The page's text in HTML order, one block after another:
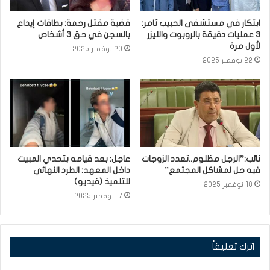
ابتكار في مستشفى الحبيب ثامر:
3 عمليات دقيقة بالروبوت والليزر
لأول مرة
22 نوفمبر 2025
قضية مقتل رحمة: بطاقات إيداع
بالسجن في حق 3 أشخاص
20 نوفمبر 2025
نائب:”الرجل مظلوم..تعدد الزوجات
فيه حل لمشاكل المجتمع”
18 نوفمبر 2025
عاجل: بعد قيامه بتحدي المبيت
داخل المعهد: الطرد النهائي
للتلميذ (فيديو)
17 نوفمبر 2025
اترك تعليقاً